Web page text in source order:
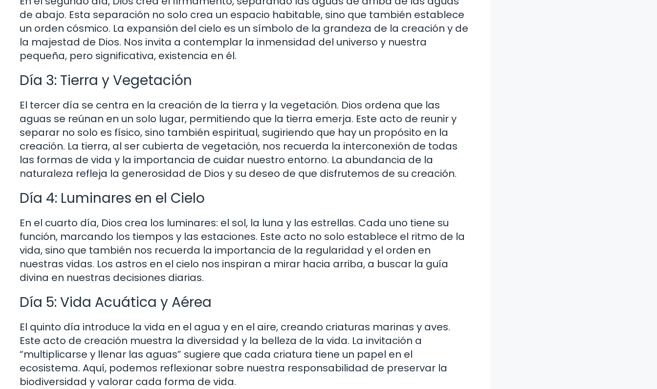
de abajo. Esta separación no solo crea un espacio habitable, sino que también establece
un orden cósmico. La expansión del cielo es un símbolo de la grandeza de la creación y de
la majestad de Dios. Nos invita a contemplar la inmensidad del universo y nuestra
pequeña, pero significativa, existencia en él.
Día 3: Tierra y Vegetación
El tercer día se centra en la creación de la tierra y la vegetación. Dios ordena que las
aguas se reúnan en un solo lugar, permitiendo que la tierra emerja. Este acto de reunir y
separar no solo es físico, sino también espiritual, sugiriendo que hay un propósito en la
creación. La tierra, al ser cubierta de vegetación, nos recuerda la interconexión de todas
las formas de vida y la importancia de cuidar nuestro entorno. La abundancia de la
naturaleza refleja la generosidad de Dios y su deseo de que disfrutemos de su creación.
Día 4: Luminares en el Cielo
En el cuarto día, Dios crea los luminares: el sol, la luna y las estrellas. Cada uno tiene su
función, marcando los tiempos y las estaciones. Este acto no solo establece el ritmo de la
vida, sino que también nos recuerda la importancia de la regularidad y el orden en
nuestras vidas. Los astros en el cielo nos inspiran a mirar hacia arriba, a buscar la guía
divina en nuestras decisiones diarias.
Día 5: Vida Acuática y Aérea
El quinto día introduce la vida en el agua y en el aire, creando criaturas marinas y aves.
Este acto de creación muestra la diversidad y la belleza de la vida. La invitación a
“multiplicarse y llenar las aguas” sugiere que cada criatura tiene un papel en el
ecosistema. Aquí, podemos reflexionar sobre nuestra responsabilidad de preservar la
biodiversidad y valorar cada forma de vida.